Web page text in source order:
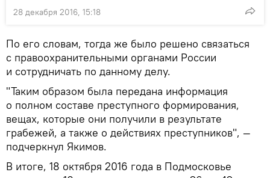
28 декабря 2016, 15:18
По его словам, тогда же было решено связаться
с правоохранительными органами России
и сотрудничать по данному делу.
"Таким образом была передана информация
о полном составе преступного формирования,
вещах, которые они получили в результате
грабежей, а также о действиях преступников", —
подчеркнул Якимов.
В итоге, 18 октября 2016 года в Подмосковье